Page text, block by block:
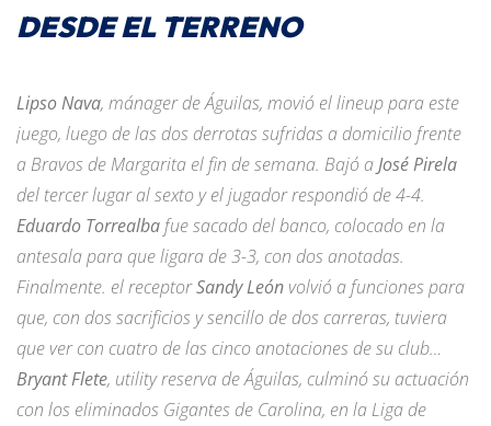
DESDE EL TERRENO
Lipso Nava, mánager de Águilas, movió el lineup para este
juego, luego de las dos derrotas sufridas a domicilio frente
a Bravos de Margarita el fin de semana. Bajó aJosé Pirela
del tercer lugar al sexto y el jugador respondió de 4-4.
Eduardo Torrealbafue sacado del banco, colocado en la
antesala para que ligara de 3-3, con dos anotadas.
Finalmente. el receptorSandy León volvió a funciones para
que, con dos sacrificios y sencillo de dos carreras, tuviera
que ver con cuatro de las cinco anotaciones de su club…
Bryant Flete, utility reserva de Águilas, culminó su actuación
con los eliminados Gigantes de Carolina, en la Liga de